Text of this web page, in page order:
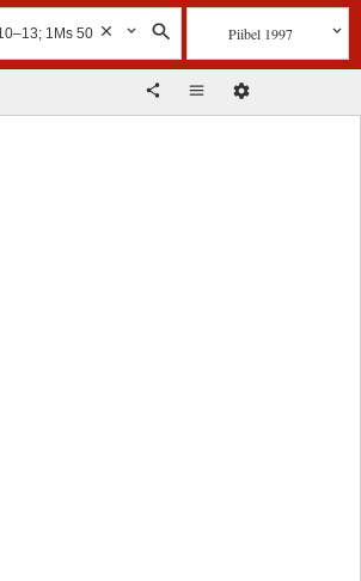
Piibel 1997